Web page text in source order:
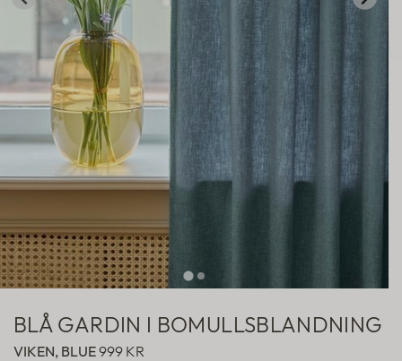
Hotellgardiner
Fabric samples
BLÅ GARDIN I BOMULLSBLANDNING
VIKEN, BLUE999 KR